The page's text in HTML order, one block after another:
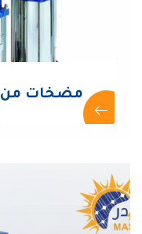
مضخات من GENERAL الأسبانية